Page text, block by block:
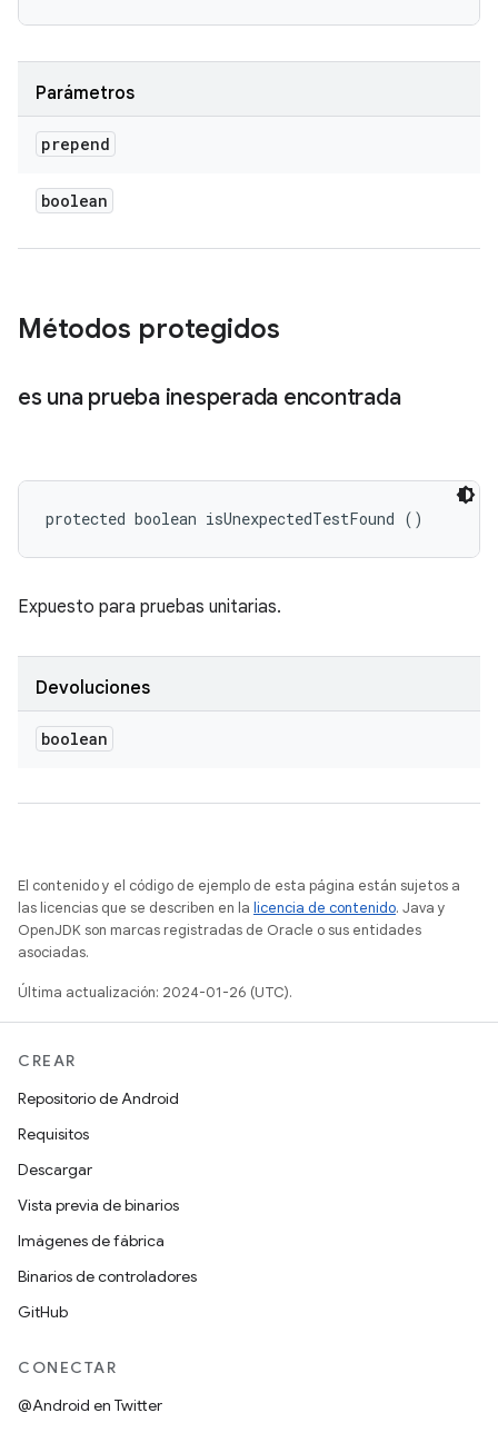
Parámetros
prepend
boolean
Métodos protegidos
es una prueba inesperada encontrada
protected boolean isUnexpectedTestFound ()
Expuesto para pruebas unitarias.
Devoluciones
boolean
El contenido y el código de ejemplo de esta página están sujetos a
las licencias que se describen en la licencia de contenido. Java y
OpenJDK son marcas registradas de Oracle o sus entidades
asociadas.
Última actualización: 2024-01-26 (UTC).
CREAR
Repositorio de Android
Requisitos
Descargar
Vista previa de binarios
Imágenes de fábrica
Binarios de controladores
GitHub
CONECTAR
@Android en Twitter